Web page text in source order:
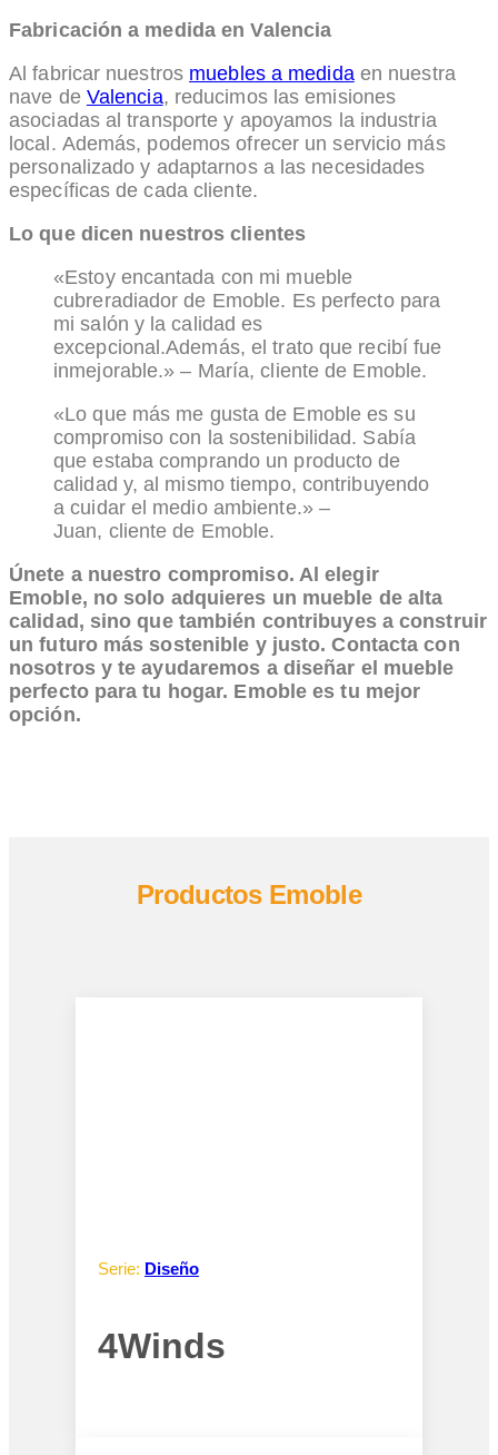
Fabricación a medida en Valencia
Al fabricar nuestros muebles a medidaen nuestra
nave de Valencia, reducimos las emisiones
asociadas al transporte y apoyamos la industria
local. Además, podemos ofrecer un servicio más
personalizado y adaptarnos a las necesidades
específicas de cada cliente.
Lo que dicen nuestros clientes
«Estoy encantada con mi mueble
cubreradiador de Emoble. Es perfecto para
mi salón y la calidad es
excepcional.Además, el trato que recibí fue
inmejorable.» – María, cliente de Emoble.
«Lo que más me gusta de Emoble es su
compromiso con la sostenibilidad. Sabía
que estaba comprando un producto de
calidad y, al mismo tiempo, contribuyendo
a cuidar el medio ambiente.» –
Juan, cliente de Emoble.
Únete a nuestro compromiso. Al elegir
Emoble, no solo adquieres un mueble de alta
calidad, sino que también contribuyes a construir
un futuro más sostenible y justo.Contacta con
nosotros y te ayudaremos a diseñar el mueble
perfecto para tu hogar. Emoble es tu mejor
opción.
Productos Emoble
Serie: Diseño
4Winds